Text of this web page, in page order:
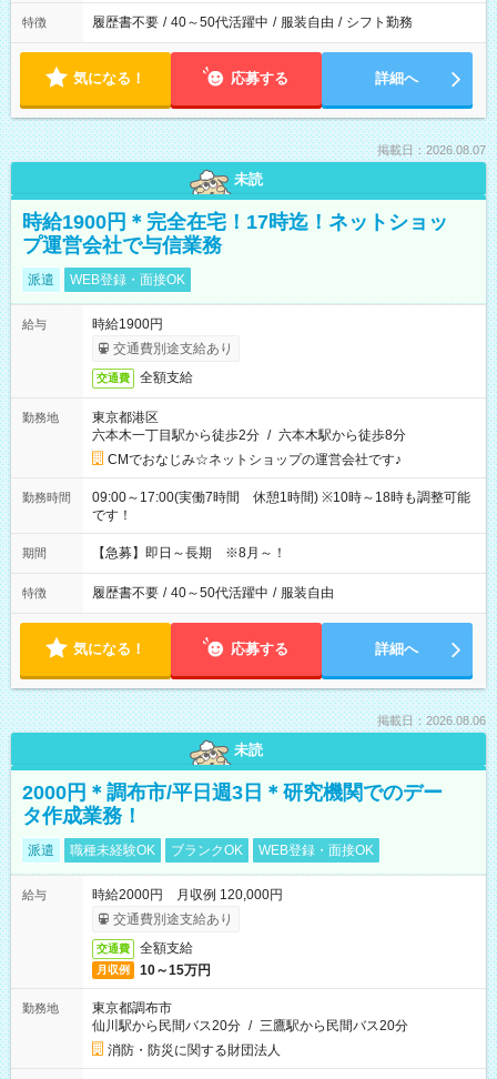
特徴 履歴書不要 / 40～50代活躍中 / 服装自由 / シフト勤務
気になる！ 応募する 詳細へ
掲載日：2026.08.07
未読
時給1900円＊完全在宅！17時迄！ネットショッ
プ運営会社で与信業務
派遣 WEB登録・面接OK
給与
時給1900円
交通費別途支給あり
交通費 全額支給
勤務地
東京都港区
六本木一丁目駅から徒歩2分 / 六本木駅から徒歩8分
CMでおなじみ☆ネットショップの運営会社です♪
勤務時間
09:00～17:00(実働7時間 休憩1時間) ※10時～18時も調整可能
です！
期間 【急募】即日～長期 ※8月～！
特徴 履歴書不要 / 40～50代活躍中 / 服装自由
気になる！ 応募する 詳細へ
掲載日：2026.08.06
未読
2000円＊調布市/平日週3日＊研究機関でのデー
タ作成業務！
派遣 職種未経験OK ブランクOK WEB登録・面接OK
給与
時給2000円 月収例 120,000円
交通費別途支給あり
交通費 全額支給
月収例 10～15万円
勤務地
東京都調布市
仙川駅から民間バス20分 / 三鷹駅から民間バス20分
消防・防災に関する財団法人